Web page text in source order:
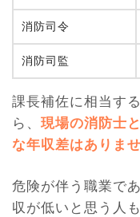
消防司令
消防司監
課長補佐に相当す
ら、現場の消防士
な年収差はありま
危険が伴う職業で
収が低いと思う人